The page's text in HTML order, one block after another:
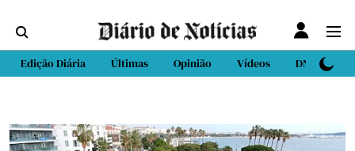
Edição Diária Últimas Opinião Vídeos DN Sport